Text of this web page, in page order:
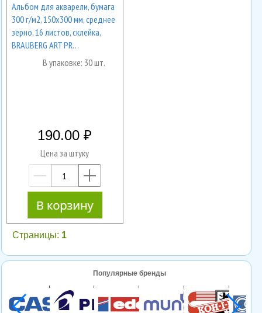
Альбом для акварели, бумага
300 г/м2, 150х300 мм, среднее
зерно, 16 листов, склейка,
BRAUBERG ART PR…
В упаковке: 30 шт.
190.00
Цена за штуку
—
Страницы: 1
Популярные бренды